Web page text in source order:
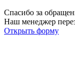
Спасибо за
Наш менеджер
Открыть форму